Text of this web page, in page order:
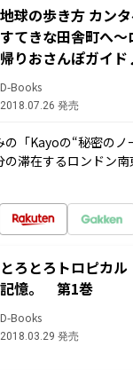
地球の歩き方 カン
すてきな田舎町へ
帰りおさんぽガイ
D-Books
2018.07.26 発売
「Kayoの“秘密のノ
滞在するロンドン
とろとろトロピカ
記憶。 第1巻
D-Books
2018.03.29 発売